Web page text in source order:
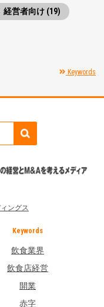
経営者向け (19)
Keywords
ングス
Keywords
飲食業界
飲食店経営
開業
赤字